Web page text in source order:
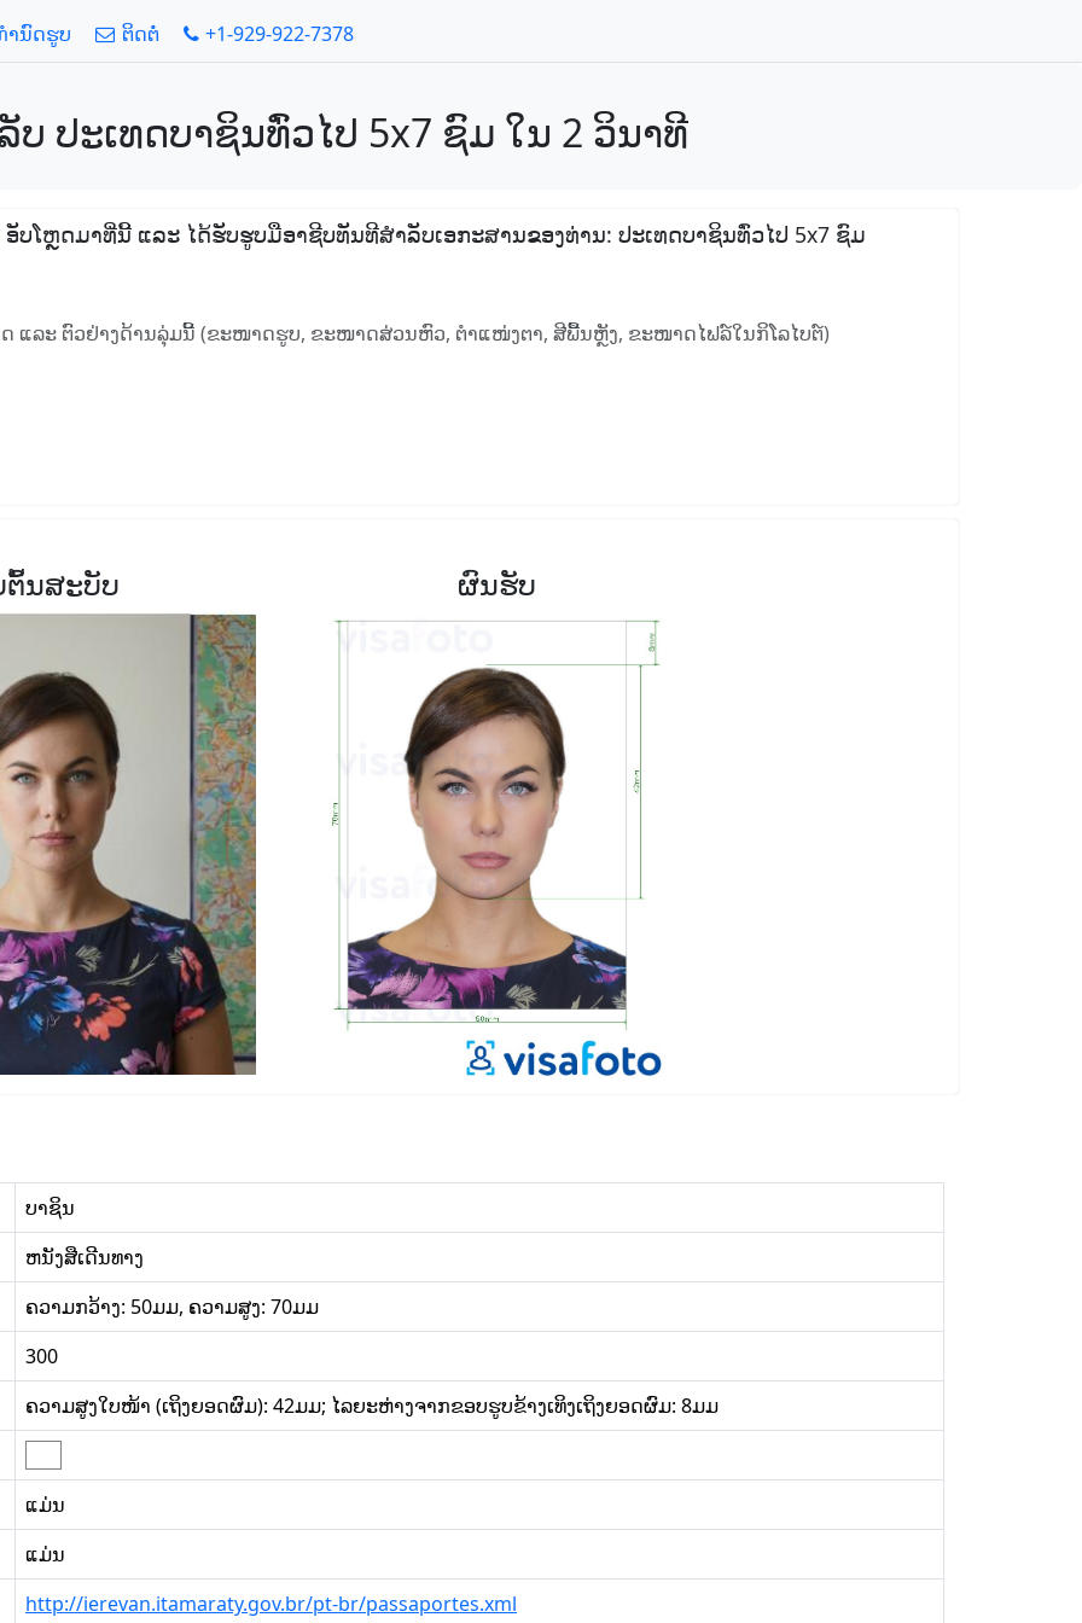
ານົດຮູບ ຕິດຕໍ່ +1-929-922-7378
ບ ປະເທດບາຊິນທົ່ວໄປ 5x7 ຊົມ ໃນ 2 ວິນາທີ
ໂຫຼດມາທີ່ນີ້ ແລະ ໄດ້ຮັບຮູບມືອາຊີບທັນທີສໍາລັບເອກະສານຂອງທ່ານ: ປະເທດບາຊິນທົ່ວໄປ 5x7 ຊົມ
ແລະ ຕົວຢ່າງດ້ານລຸ່ມນີ້ (ຂະໜາດຮູບ, ຂະໜາດສ່ວນຫົວ, ຕໍາແໜ່ງຕາ, ສີພື້ນຫຼັງ, ຂະໜາດໄຟລ໌ໃນກິໂລໄບຕ໌)
ນສະບັບ ຜົນຮັບ
ບາຊິນ
ຫນັງສືເດີນທາງ
ຄວາມກວ້າງ: 50ມມ, ຄວາມສູງ: 70ມມ
300
ຄວາມສູງໃບໜ້າ (ເຖິງຍອດຜົມ): 42ມມ; ໄລຍະຫ່າງຈາກຂອບຮູບຂ້າງເທິງເຖິງຍອດຜົມ: 8ມມ
ແມ່ນ
ແມ່ນ
http://ierevan.itamaraty.gov.br/pt-br/passaportes.xml